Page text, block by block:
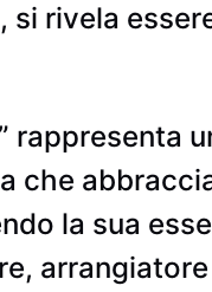
rivela
rappresenta
che
la sua